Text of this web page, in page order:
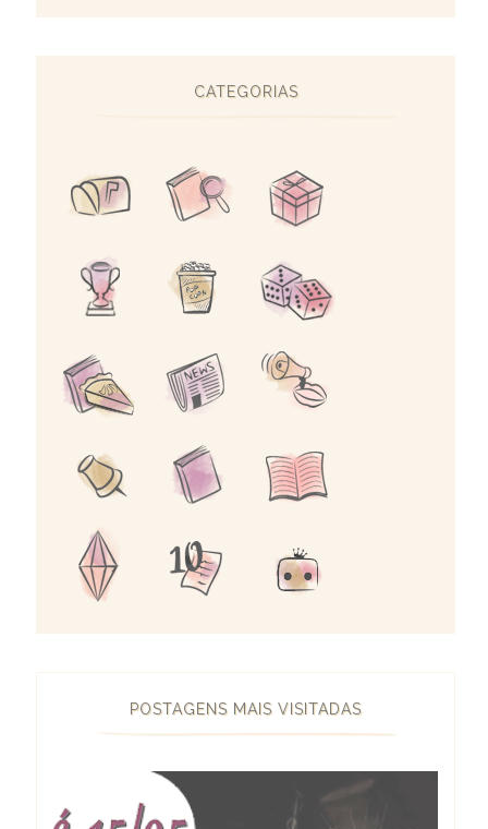
CATEGORIAS
POSTAGENS MAIS VISITADAS